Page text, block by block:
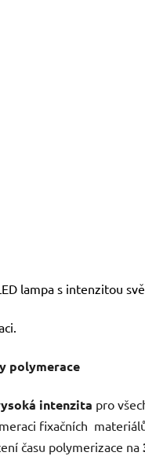
lampa s intenzitou
polymerace
intenzita pro
fixačních
času polymerizace na